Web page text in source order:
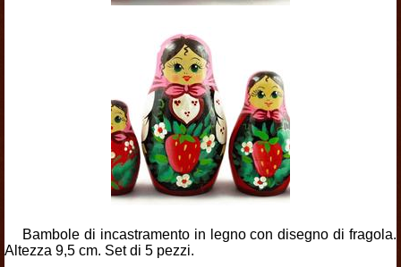
Bambole di incastramento in legno con disegno di fragola.
Altezza 9,5 cm. Set di 5 pezzi.